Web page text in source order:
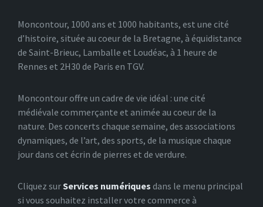
Moncontour, 1000 ans et 1000 habitants, est une cité
d’histoire, située au coeur de la Bretagne, à équidistance
de Saint-Brieuc, Lamballe et Loudéac, à 1 heure de
Rennes et 2H30 de Paris en TGV.
Moncontour offre un cadre de vie idéal : une cité
médiévale commerçante et animée au coeur de la
nature. Des concerts chaque semaine, des associations
dynamiques, de l’art, des sports, de la musique chaque
jour dans cet écrin de pierres et de verdure.
Cliquez surServices numériques dans le menu principal
si vous souhaitez installer votre commerce à